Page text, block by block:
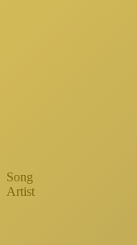
Song
Artist